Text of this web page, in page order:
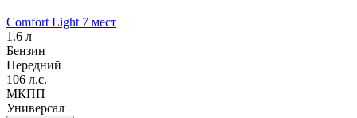
Comfort Light 7 мест
1.6 л
Бензин
Передний
106 л.с.
МКПП
Универсал